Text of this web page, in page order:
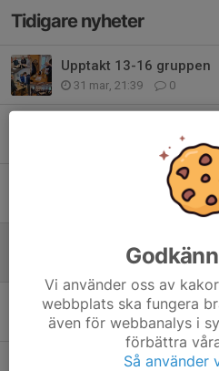
Tidigare nyheter
Upptakt 13-16 gruppen
31 mar, 21:39 0
Upptakt 13-16-gruppen
23 feb 2025 0
Info om Skidorientering
6 jan 2025 0
Dalacupen 2025
Vi använder oss av
webbplats ska fungera
även för webbanalys i
förbättra
Så använder